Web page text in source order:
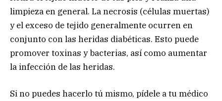
limpieza en general. La necrosis (células muertas)
y el exceso de tejido generalmente ocurren en
conjunto con las heridas diabéticas. Esto puede
promover toxinas y bacterias, así como aumentar
la infección de las heridas.
Si no puedes hacerlo tú mismo, pídele a tu médico